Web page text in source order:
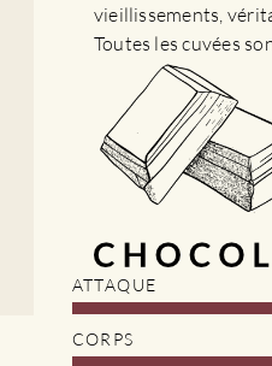
vieillissements,
Toutes les cuvées
ATTAQUE
CORPS